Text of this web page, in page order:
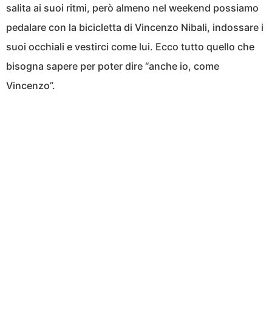
salita ai suoi ritmi, però almeno nel weekend possiamo
pedalare con la bicicletta di Vincenzo Nibali, indossare i
suoi occhiali e vestirci come lui. Ecco tutto quello che
bisogna sapere per poter dire “anche io, come
Vincenzo”.